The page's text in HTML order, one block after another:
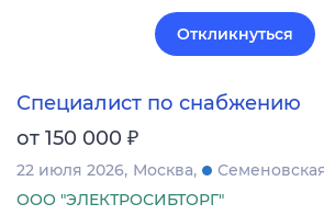
Откликнуться
Специалист по снабжению
от 150 000 ₽
22 июля 2026 Москва
ООО "ЭЛЕКТРОСИБТОРГ"